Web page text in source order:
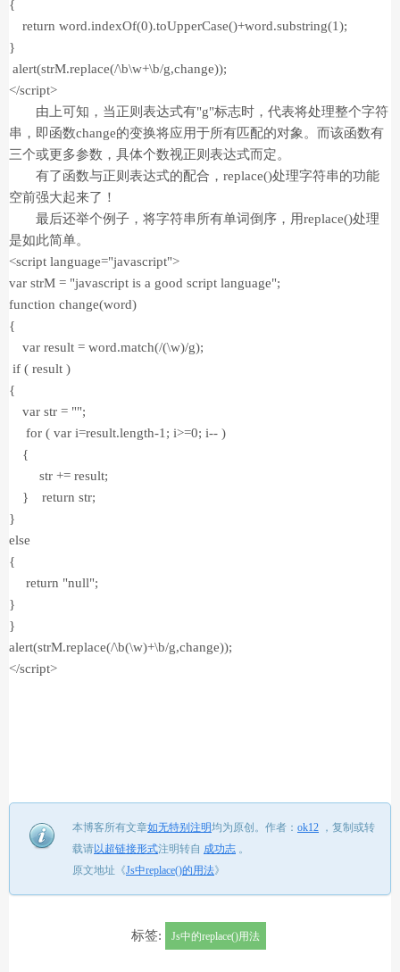
{
return word.indexOf(0).toUpperCase()+word.substring(1);
}
alert(strM.replace(/\b\w+\b/g,change));
</script>
由上可知，当正则表达式有"g"标志时，代表将处理整个字符
串，即函数change的变换将应用于所有匹配的对象。而该函数有
三个或更多参数，具体个数视正则表达式而定。
有了函数与正则表达式的配合，replace()处理字符串的功能
空前强大起来了！
最后还举个例子，将字符串所有单词倒序，用replace()处理
是如此简单。
<script language="javascript">
var strM = "javascript is a good script language";
function change(word)
{
var result = word.match(/(\w)/g);
if ( result )
{
var str = "";
for ( var i=result.length-1; i>=0; i-- )
{
str += result;
} return str;
}
else
{
return "null";
}
}
alert(strM.replace(/\b(\w)+\b/g,change));
</script>
本博客所有文章如无特别注明均为原创。 作者： ok12 ， 复制或转
载请以超链接形式注明转自 成功志 。
原文地址《Js中replace()的用法》
标签: Js中的replace()用法